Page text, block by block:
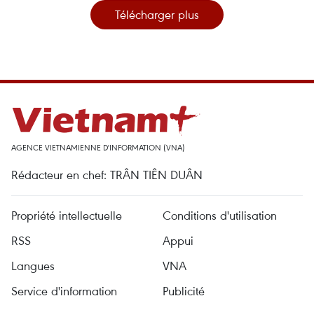
Télécharger plus
AGENCE VIETNAMIENNE D'INFORMATION (VNA)
Rédacteur en chef: TRÂN TIÊN DUÂN
Propriété intellectuelle
Conditions d'utilisation
RSS
Appui
Langues
VNA
Service d'information
Publicité